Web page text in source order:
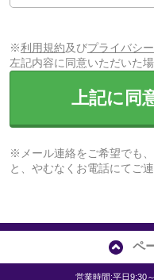
※利用規約及びプライバシ
左記内容に同意いただいた
上記に同
※メール連絡をご希望でも
と、やむなくお電話にてご
ペ
営業時間:平日9:30